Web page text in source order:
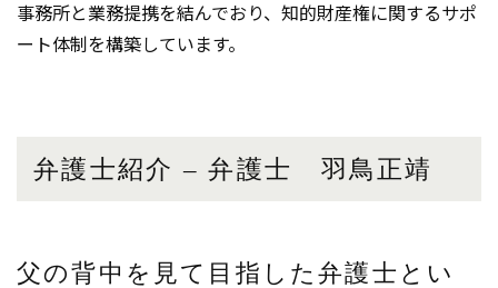
事務所と業務提携を結んでおり、知的財産権に関するサポ
ート体制を構築しています。
弁護士紹介 – 弁護士 羽鳥正靖
父の背中を見て目指した弁護士とい